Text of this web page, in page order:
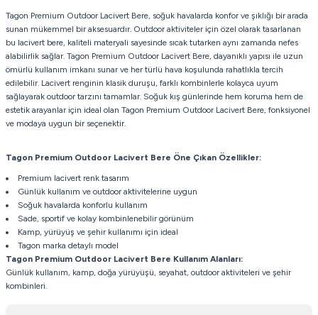
Tagon Premium Outdoor Lacivert Bere, soğuk havalarda konfor ve şıklığı bir arada
sunan mükemmel bir aksesuardır. Outdoor aktiviteler için özel olarak tasarlanan
bu lacivert bere, kaliteli materyali sayesinde sıcak tutarken aynı zamanda nefes
alabilirlik sağlar. Tagon Premium Outdoor Lacivert Bere, dayanıklı yapısı ile uzun
ömürlü kullanım imkanı sunar ve her türlü hava koşulunda rahatlıkla tercih
edilebilir. Lacivert renginin klasik duruşu, farklı kombinlerle kolayca uyum
sağlayarak outdoor tarzını tamamlar. Soğuk kış günlerinde hem koruma hem de
estetik arayanlar için ideal olan Tagon Premium Outdoor Lacivert Bere, fonksiyonel
ve modaya uygun bir seçenektir.
Tagon Premium Outdoor Lacivert Bere Öne Çıkan Özellikler:
Premium lacivert renk tasarım
Günlük kullanım ve outdoor aktivitelerine uygun
Soğuk havalarda konforlu kullanım
Sade, sportif ve kolay kombinlenebilir görünüm
Kamp, yürüyüş ve şehir kullanımı için ideal
Tagon marka detaylı model
Tagon Premium Outdoor Lacivert Bere Kullanım Alanları:
Günlük kullanım, kamp, doğa yürüyüşü, seyahat, outdoor aktiviteleri ve şehir
kombinleri.